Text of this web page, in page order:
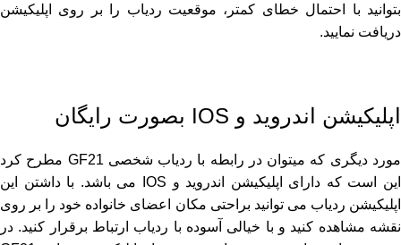
بتوانید با احتمال خطای کمتر، موقعیت ردیاب را بر روی اپلیکیشن
دریافت نمایید.
اپلیکیشن اندروید و IOS بصورت رایگان
مورد دیگری که میتوان در رابطه با ردیاب شخصی GF21 مطرح کرد
این است که دارای اپلیکیشن اندروید و IOS می باشد. با داشتن این
اپلیکیشن ردیاب می توانید براحتی مکان اعضای خانواده خود را بر روی
نقشه مشاهده کنید و با خیالی آسوده با ردیاب ارتباط برقرار کنید. در